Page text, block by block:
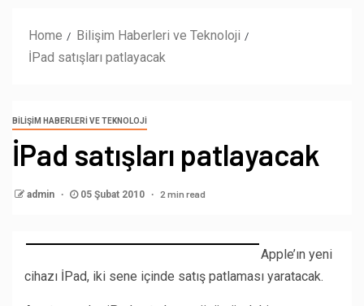
Home
Bilişim Haberleri ve Teknoloji
İPad satışları patlayacak
BILIŞIM HABERLERI VE TEKNOLOJI
İPad satışları patlayacak
admin 05 Şubat 2010 2 min read
Apple’ın yeni
cihazı İPad, iki sene içinde satış patlaması yaratacak.